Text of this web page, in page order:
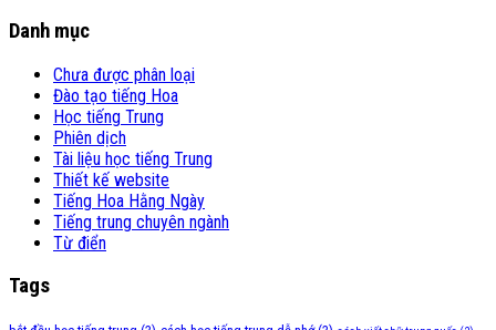
Danh mục
Chưa được phân loại
Đào tạo tiếng Hoa
Học tiếng Trung
Phiên dịch
Tài liệu học tiếng Trung
Thiết kế website
Tiếng Hoa Hằng Ngày
Tiếng trung chuyên ngành
Từ điển
Tags